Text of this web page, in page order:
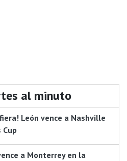
al minuto
León vence a Nashville
Cup
a Monterrey en la